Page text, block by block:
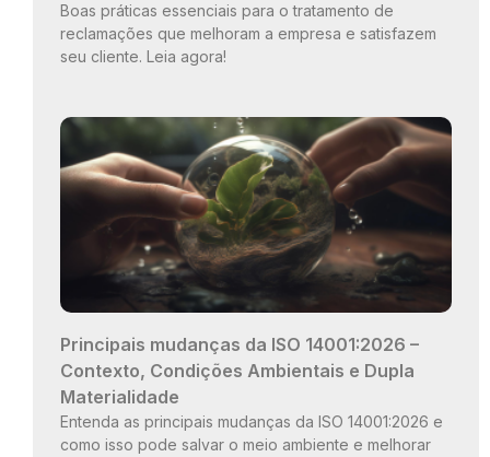
Boas práticas essenciais para o tratamento de
reclamações que melhoram a empresa e satisfazem
seu cliente. Leia agora!
Principais mudanças da ISO 14001:2026 –
Contexto, Condições Ambientais e Dupla
Materialidade
Entenda as principais mudanças da ISO 14001:2026 e
como isso pode salvar o meio ambiente e melhorar